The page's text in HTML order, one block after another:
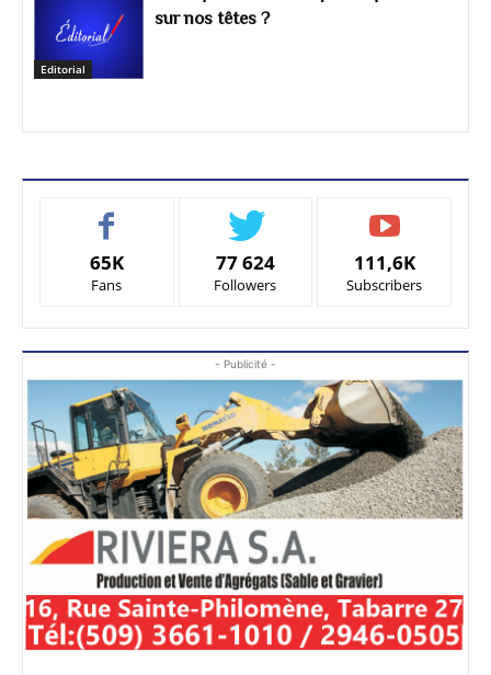
Editorial
sur nos têtes ?
65K
Fans
77 624
Followers
111,6K
Subscribers
- Publicité -